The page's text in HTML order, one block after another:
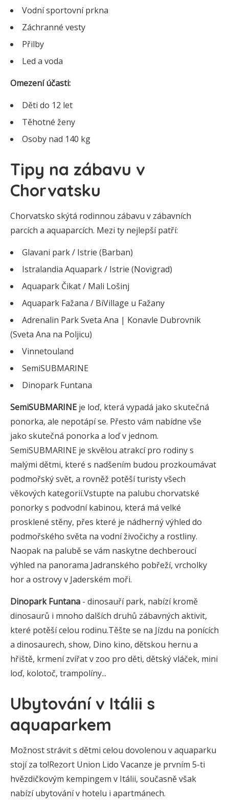
Vodní sportovní prkna
Záchranné vesty
Přilby
Led a voda
Omezení účasti:
Děti do 12 let
Těhotné ženy
Osoby nad 140 kg
Tipy na zábavu v
Chorvatsku
Chorvatsko skýtá rodinnou zábavu v zábavních
parcích a aquaparcích. Mezi ty nejlepší patří:
Glavani park / Istrie (Barban)
Istralandia Aquapark / Istrie (Novigrad)
Aquapark Čikat / Mali Lošinj
Aquapark Fažana / BiVillage u Fažany
Adrenalin Park Sveta Ana | Konavle Dubrovnik
(Sveta Ana na Poljicu)
Vinnetouland
SemiSUBMARINE
Dinopark Funtana
SemiSUBMARINE je loď, která vypadá jako skutečná
ponorka, ale nepotápí se. Přesto vám nabídne vše
jako skutečná ponorka a loď v jednom.
SemiSUBMARINE je skvělou atrakcí pro rodiny s
malými dětmi, které s nadšením budou prozkoumávat
podmořský svět, a rovněž potěší turisty všech
věkových kategorií.Vstupte na palubu chorvatské
ponorky s podvodní kabinou, která má velké
prosklené stěny, přes které je nádherný výhled do
podmořského světa na vodní živočichy a rostliny.
Naopak na palubě se vám naskytne dechberoucí
výhled na panorama Jadranského pobřeží, vrcholky
hor a ostrovy v Jaderském moři.
Dinopark Funtana - dinosauří park, nabízí kromě
dinosaurů i mnoho dalších druhů zábavných aktivit,
které potěší celou rodinu.Těšte se na Jízdu na ponících
a dinosaurech, show, Dino kino, dětskou hernu a
hřiště, krmení zvířat v zoo pro děti, dětský vláček, mini
loď, kolotoč, trampolíny...
Ubytování v Itálii s
aquaparkem
Možnost strávit s dětmi celou dovolenou v aquaparku
stojí za to!Rezort Union Lido Vacanze je prvním 5-ti
hvězdičkovým kempingem v Itálii, současně však
nabízí ubytování v hotelu i apartmánech.